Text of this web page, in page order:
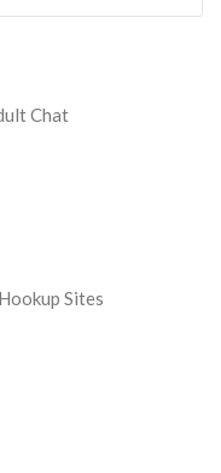
Chat
Sites